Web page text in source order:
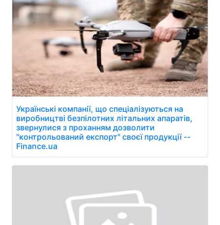
Українські компанії, що спеціалізуються на
виробництві безпілотних літальних апаратів,
звернулися з проханням дозволити
"контрольований експорт" своєї продукції --
Finance.ua